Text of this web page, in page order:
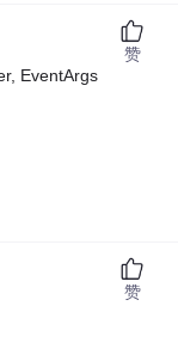
EventArgs
赞
赞